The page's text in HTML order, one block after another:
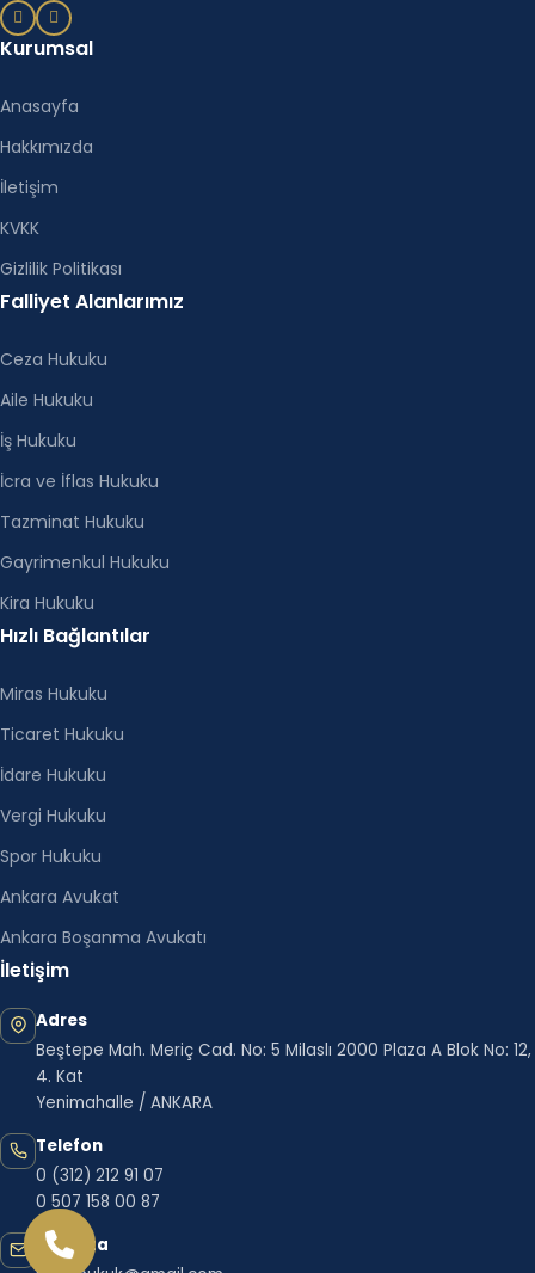
Kurumsal
Anasayfa
Hakkımızda
İletişim
KVKK
Gizlilik Politikası
Falliyet Alanlarımız
Ceza Hukuku
Aile Hukuku
İş Hukuku
İcra ve İflas Hukuku
Tazminat Hukuku
Gayrimenkul Hukuku
Kira Hukuku
Hızlı Bağlantılar
Miras Hukuku
Ticaret Hukuku
İdare Hukuku
Vergi Hukuku
Spor Hukuku
Ankara Avukat
Ankara Boşanma Avukatı
İletişim
Adres
Beştepe Mah. Meriç Cad. No: 5 Milaslı 2000 Plaza A Blok No: 12,
4. Kat
Yenimahalle / ANKARA
Telefon
0 (312) 212 91 07
0 507 158 00 87
E-posta